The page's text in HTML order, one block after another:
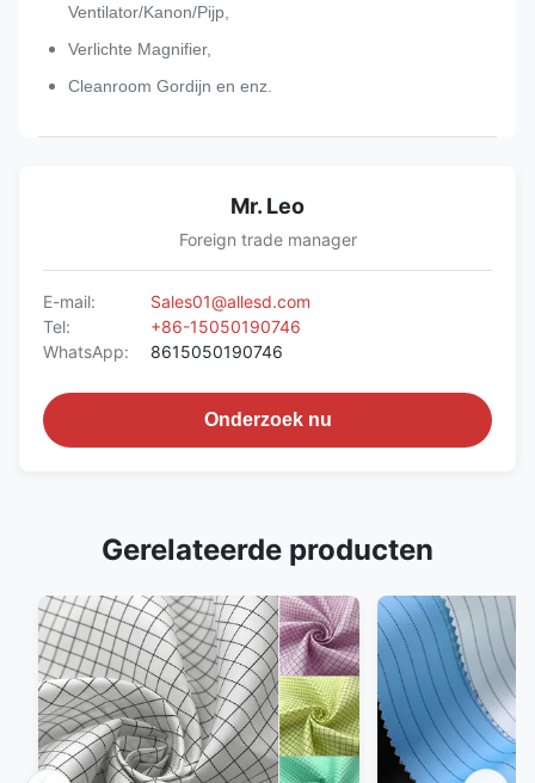
Ventilator/Kanon/Pijp,
Verlichte Magnifier,
Cleanroom Gordijn en enz.
Mr. Leo
Foreign trade manager
E-mail:
Sales01@allesd.com
Tel:
+86-15050190746
WhatsApp:
8615050190746
Onderzoek nu
Gerelateerde producten